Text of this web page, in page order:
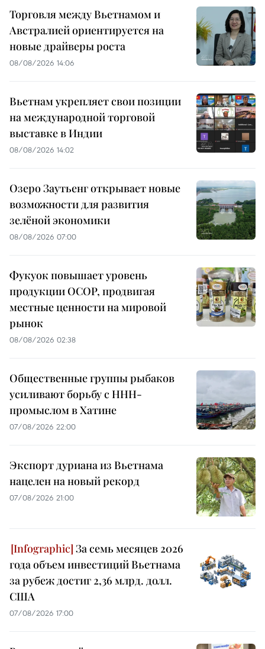
Торговля между Вьетнамом и
Австралией ориентируется на
новые драйверы роста
08/08/2026 14:06
Вьетнам укрепляет свои позиции
на международной торговой
выставке в Индии
08/08/2026 14:02
Озеро Заутьенг открывает новые
возможности для развития
зелёной экономики
08/08/2026 07:00
Фукуок повышает уровень
продукции OCOP, продвигая
местные ценности на мировой
рынок
08/08/2026 02:38
Общественные группы рыбаков
усиливают борьбу с ННН-
промыслом в Хатине
07/08/2026 22:00
Экспорт дуриана из Вьетнама
нацелен на новый рекорд
07/08/2026 21:00
За семь месяцев 2026
года объем инвестиций Вьетнама
за рубеж достиг 2,36 млрд. долл.
США
07/08/2026 17:00